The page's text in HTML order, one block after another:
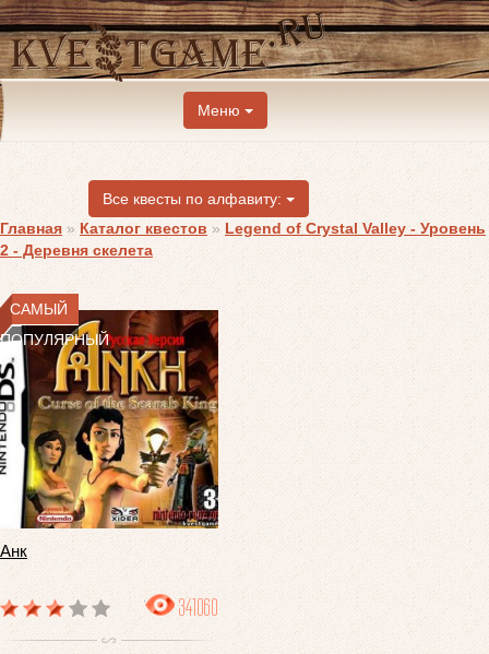
Меню
Все квесты по алфавиту:
Главная » Каталог квестов » Legend of Crystal Valley - Уровень
2 - Деревня скелета
САМЫЙ
ПОПУЛЯРНЫЙ
Анк
341060